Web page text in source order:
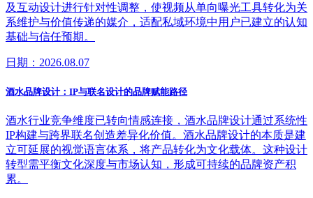
及互动设计进行针对性调整，使视频从单向曝光工具转化为关
系维护与价值传递的媒介，适配私域环境中用户已建立的认知
基础与信任预期。
日期：2026.08.07
酒水品牌设计：IP与联名设计的品牌赋能路径
酒水行业竞争维度已转向情感连接，酒水品牌设计通过系统性
IP构建与跨界联名创造差异化价值。酒水品牌设计的本质是建
立可延展的视觉语言体系，将产品转化为文化载体。这种设计
转型需平衡文化深度与市场认知，形成可持续的品牌资产积
累。